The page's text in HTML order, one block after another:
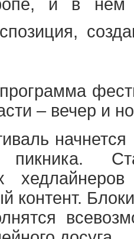
и в нем
– вечер и
начнется
пикника.
контент.